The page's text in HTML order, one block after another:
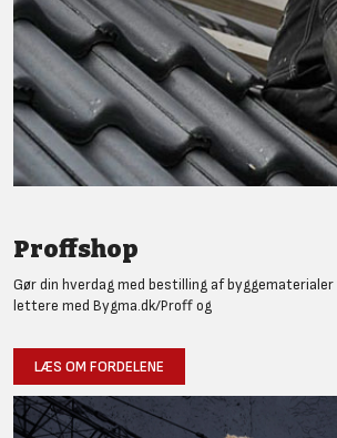
Proffshop
Gør din hverdag med bestilling af
lettere med Bygma.dk/Proff og
LÆS OM FORDELENE